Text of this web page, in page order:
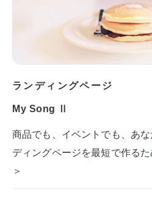
ランディングページ
My Song Ⅱ
商品でも、イベントでも、あ
ディングページを最短で作るた
＞